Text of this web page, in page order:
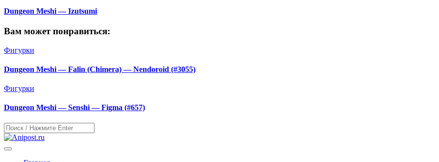
Dungeon Meshi — Izutsumi
Вам может понравиться:
Фигурки
Dungeon Meshi — Falin (Chimera) — Nendoroid (#3055)
Фигурки
Dungeon Meshi — Senshi — Figma (#657)